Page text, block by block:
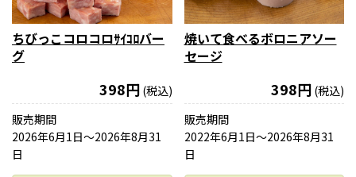
ちびっこコロコロｻｲｺﾛバー
グ
398円 (税込)
販売期間
2026年6月1日〜2026年8月31
日
焼いて食べるボロニアソー
セージ
398円 (税込)
販売期間
2022年6月1日〜2026年8月31
日